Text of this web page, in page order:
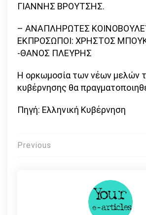
ΓΙΑΝΝΗΣ ΒΡΟΥΤΣΗΣ.
– ΑΝΑΠΛΗΡΩΤΕΣ
ΕΚΠΡΟΣΩΠΟΙ: ΧΡΗΣΤΟΣ
-ΘΑΝΟΣ ΠΛΕΥΡΗΣ
Η ορκωμοσία των νέων μελών
κυβέρνησης θα
Πηγή: Ελληνική Κυβέρνηση
Πλοήγηση
Previous